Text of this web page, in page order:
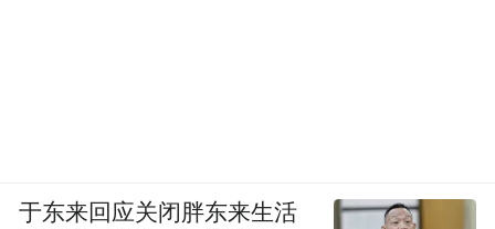
于东来回应关闭胖东来生活